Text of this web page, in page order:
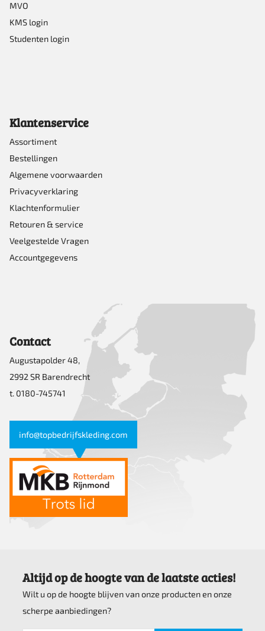
MVO
KMS login
Studenten login
Klantenservice
Assortiment
Bestellingen
Algemene voorwaarden
Privacyverklaring
Klachtenformulier
Retouren & service
Veelgestelde Vragen
Accountgegevens
Contact
Augustapolder 48,
2992 SR Barendrecht
t. 0180-745741
info@topbedrijfskleding.com
Altijd op de hoogte van de laatste acties!
Wilt u op de hoogte blijven van onze producten en onze
scherpe aanbiedingen?